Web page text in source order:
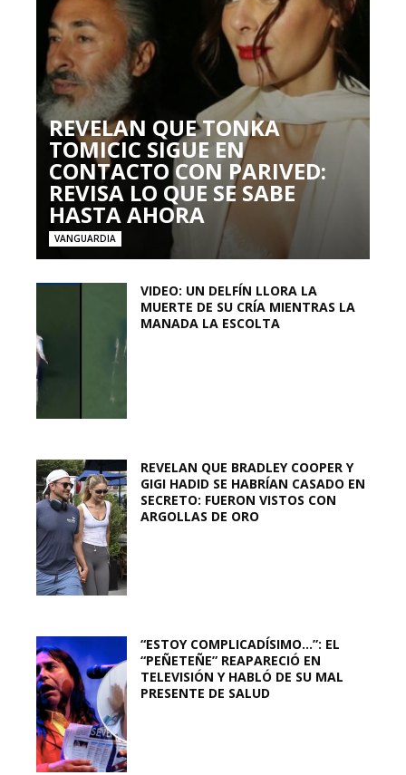
REVELAN QUE TONKA
TOMICIC SIGUE EN
CONTACTO CON PARIVED:
REVISA LO QUE SE SABE
HASTA AHORA
VANGUARDIA
VIDEO: UN DELFÍN LLORA LA
MUERTE DE SU CRÍA MIENTRAS LA
MANADA LA ESCOLTA
REVELAN QUE BRADLEY COOPER Y
GIGI HADID SE HABRÍAN CASADO EN
SECRETO: FUERON VISTOS CON
ARGOLLAS DE ORO
“ESTOY COMPLICADÍSIMO…”: EL
“PEÑETEÑE” REAPARECIÓ EN
TELEVISIÓN Y HABLÓ DE SU MAL
PRESENTE DE SALUD